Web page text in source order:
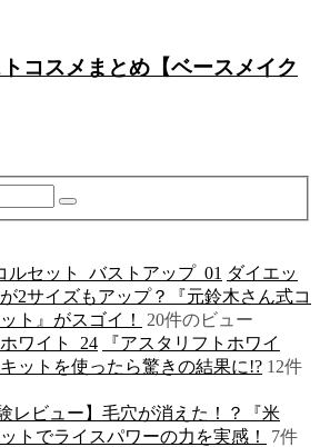
コスメまとめ【ベースメイク
ダイエッ
2サイズもアップ？『元鈴木さん式コ
ト』がスゴイ！
20件のビュー
『アスタリフトホワイ
ットを使ったら驚きの結果に!? 12件
験レビュー】毛穴が消えた！？『米
トでライスパワーの力を実感！
7件